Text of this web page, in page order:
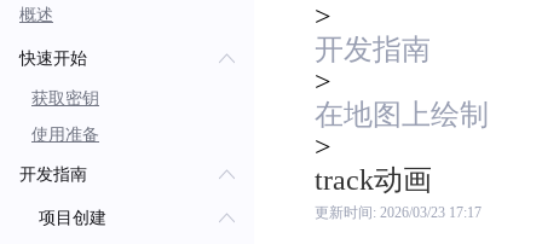
概述
快速开始
获取密钥
使用准备
开发指南
项目创建
>
开发指南
>
在地图上绘制
>
track动画
更新时间: 2026/03/23 17:17